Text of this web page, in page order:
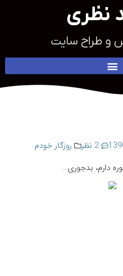
نظری
و طراح سایت
2 نظر
روزگار خودم
دارم، بدجوری…